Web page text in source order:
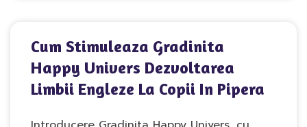
Cum Stimuleaza Gradinita
Happy Univers Dezvoltarea
Limbii Engleze La Copii In Pipera